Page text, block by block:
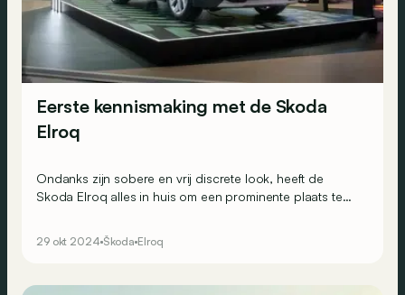
Eerste kennismaking met de Skoda
Elroq
Ondanks zijn sobere en vrij discrete look, heeft de
Skoda Elroq alles in huis om een prominente plaats te
29 okt 2024 Škoda Elroq